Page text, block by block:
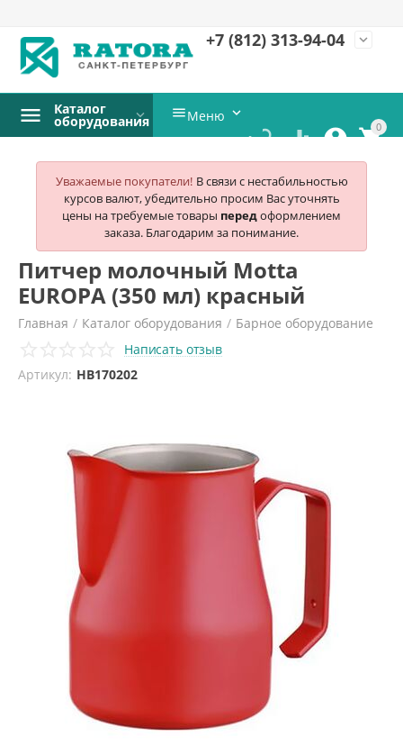
+7 (812) 313-94-04 expand_more
0


 
Каталог
оборудования Меню 
Уважаемые покупатели! В связи с нестабильностью
курсов валют, убедительно просим Вас уточнять
цены на требуемые товары передоформлением
заказа. Благодарим за понимание.
Питчер молочный Motta
EUROPA (350 мл) красный
Главная / Каталог оборудования / Барное оборудование
Аксессуары и комплектующие для бара и кофейни
Написать отзыв
Артикул: HB170202